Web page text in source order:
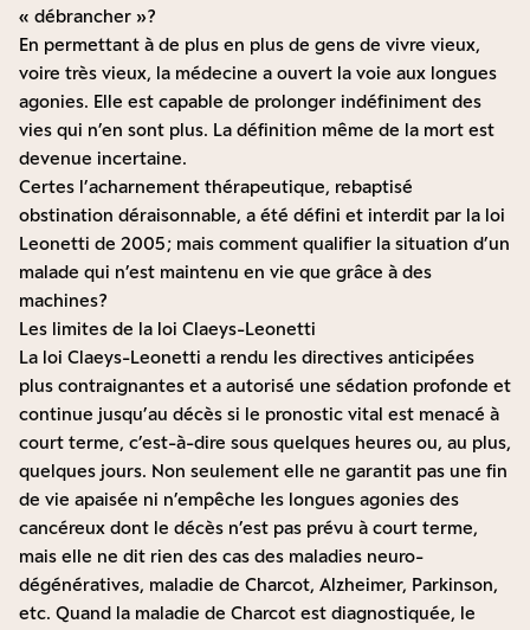
« débrancher » ?
En permettant à de plus en plus de gens de vivre vieux,
voire très vieux, la médecine a ouvert la voie aux longues
agonies. Elle est capable de prolonger indéfiniment des
vies qui n’en sont plus. La définition même de la mort est
devenue incertaine.
Certes l’acharnement thérapeutique, rebaptisé
obstination déraisonnable, a été défini et interdit par la loi
Leonetti de 2005 ; mais comment qualifier la situation d’un
malade qui n’est maintenu en vie que grâce à des
machines ?
Les limites de la loi Claeys-Leonetti
La loi Claeys-Leonetti a rendu les directives anticipées
plus contraignantes et a autorisé une sédation profonde et
continue jusqu’au décès si le pronostic vital est menacé à
court terme, c’est-à-dire sous quelques heures ou, au plus,
quelques jours. Non seulement elle ne garantit pas une fin
de vie apaisée ni n’empêche les longues agonies des
cancéreux dont le décès n’est pas prévu à court terme,
mais elle ne dit rien des cas des maladies neuro-
dégénératives, maladie de Charcot, Alzheimer, Parkinson,
etc. Quand la maladie de Charcot est diagnostiquée, le